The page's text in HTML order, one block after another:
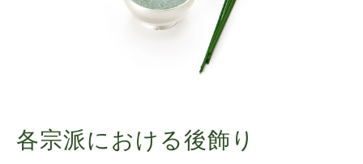
各宗派における後飾り